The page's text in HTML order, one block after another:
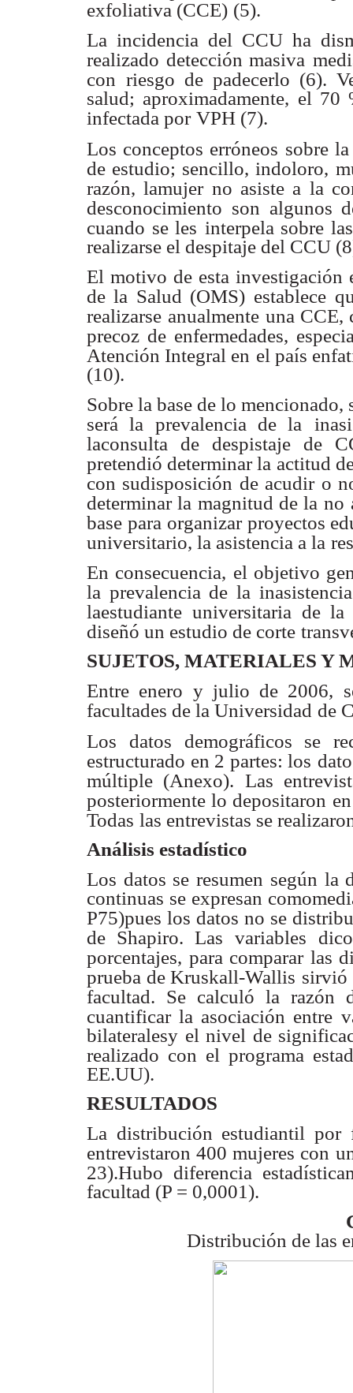
exfoliativa (CCE) (5).
La incidencia del CCU ha
realizado detección masiva
con riesgo de padecerlo (6).
salud; aproximadamente, el 70
infectada por VPH (7).
Los conceptos erróneos sobre
de estudio; sencillo, indoloro,
razón, lamujer no asiste a la
desconocimiento son algunos
cuando se les interpela sobre
realizarse el despitaje del CCU
El motivo de esta investigación
de la Salud (OMS) establece
realizarse anualmente una
precoz de enfermedades,
Atención Integral en el país
(10).
Sobre la base de lo
será la prevalencia de la
laconsulta de despistaje de
pretendió determinar la actitud
con sudisposición de acudir o
determinar la magnitud de la no
base para organizar proyectos
universitario, la asistencia a la
En consecuencia, el objetivo
la prevalencia de la
laestudiante universitaria de
diseñó un estudio de corte
SUJETOS, MATERIALES Y
Entre enero y julio de 2006,
facultades de la Universidad de
Los datos demográficos se
estructurado en 2 partes: los
múltiple (Anexo). Las
posteriormente lo depositaron
Todas las entrevistas se
Análisis estadístico
Los datos se resumen según la
continuas se expresan
P75)pues los datos no se
de Shapiro. Las variables
porcentajes, para comparar las
prueba de Kruskall-Wallis sirvió
facultad. Se calculó la razón
cuantificar la asociación entre
bilateralesy el nivel de
realizado con el programa
EE.UU).
RESULTADOS
La distribución estudiantil por
entrevistaron 400 mujeres con
23).Hubo diferencia
facultad (P = 0,0001).
Distribución de las